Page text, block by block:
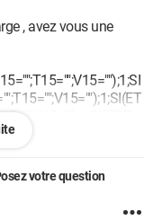
, avez vous une
votre question